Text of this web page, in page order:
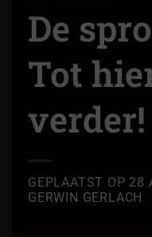
De
Tot
verder!
GEPLAATST OP 28
GERWIN GERLACH